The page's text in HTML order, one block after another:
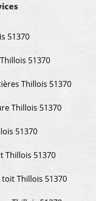
51370
51370
Thillois 51370
Thillois 51370
51370
Thillois 51370
Thillois 51370